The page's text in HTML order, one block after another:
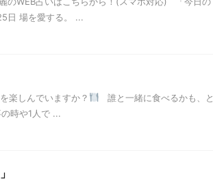
日 場を愛する。 ...
楽しんでいますか？
誰と一緒に食べるかも、
時や1人で ...
」